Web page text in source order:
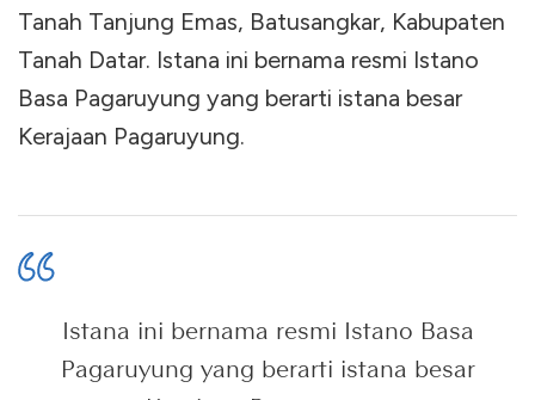
Tanah Tanjung Emas, Batusangkar, Kabupaten
Tanah Datar. Istana ini bernama resmi Istano
Basa Pagaruyung yang berarti istana besar
Kerajaan Pagaruyung.
Istana ini bernama resmi Istano Basa
Pagaruyung yang berarti istana besar